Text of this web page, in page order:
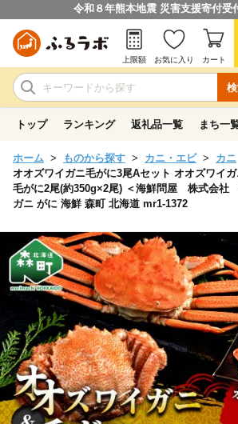
令和８年熊本地震 災害支援寄付受
上限額 お気に入り カート
トップ ランキング 返礼品一覧 まち一
ホーム ものから探す カニ・エビ
カニ
オオズワイガニ毛がに3尾Aセット オオズワイ
毛がに2尾(約350g×2尾) ＜海鮮問屋 株式会社
ガニ がに 海鮮 森町 北海道 mr1-1372